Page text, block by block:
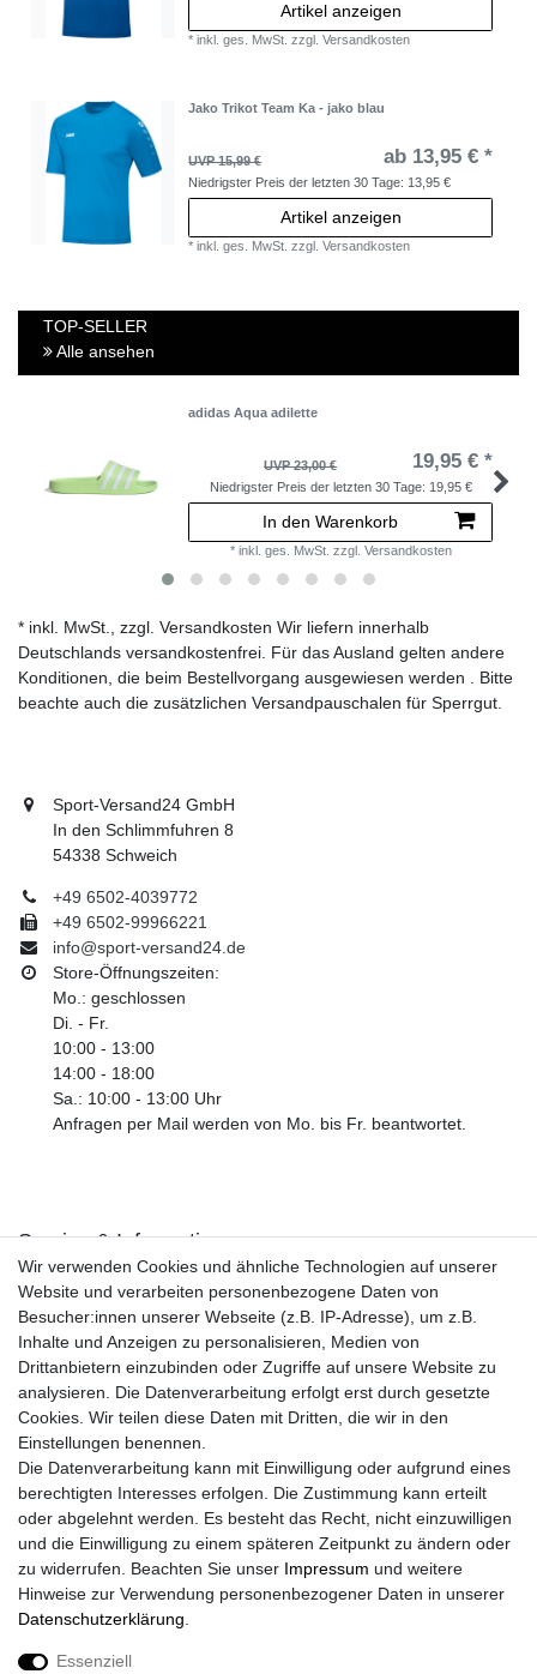
Artikel anzeigen
*inkl. ges. MwSt. zzgl.Versandkosten
Jako Trikot Team Ka - jako blau
UVP 15,99 € ab 13,95 € *
Niedrigster Preis der letzten 30 Tage: 13,95 €
Artikel anzeigen
*inkl. ges. MwSt. zzgl.Versandkosten
TOP-SELLER
Alle ansehen
adidas Aqua adilette
UVP 23,00 € 19,95 € *
Niedrigster Preis der letzten 30 Tage: 19,95 €
In den Warenkorb
* inkl. ges. MwSt. zzgl. Versandkosten
* inkl. MwSt., zzgl. Versandkosten Wir liefern innerhalb
Deutschlands versandkostenfrei. Für das Ausland gelten andere
Konditionen, die beim Bestellvorgang ausgewiesen werden . Bitte
beachte auch die zusätzlichen Versandpauschalen für Sperrgut.
Sport-Versand24 GmbH
In den Schlimmfuhren 8
54338 Schweich
+49 6502-4039772
+49 6502-99966221
info@sport-versand24.de
Store-Öffnungszeiten:
Mo.: geschlossen
Di. - Fr.
10:00 - 13:00
14:00 - 18:00
Sa.: 10:00 - 13:00 Uhr
Anfragen per Mail werden von Mo. bis Fr. beantwortet.
Service & Informationen
Kontakt
Retouren
Widerrufsrecht
Widerrufs­formular
Impressum
Daten­schutz­erklärung
AGB
Größentabelle
Kataloge
Barrierefreiheitserklärung
Sicherheitsinformationen
Zahlung und Versand
Wir verwenden Cookies und ähnliche Technologien auf unserer
Website und verarbeiten personenbezogene Daten von
Besucher:innen unserer Webseite (z.B. IP-Adresse), um z.B.
Inhalte und Anzeigen zu personalisieren, Medien von
Drittanbietern einzubinden oder Zugriffe auf unsere Website zu
analysieren. Die Datenverarbeitung erfolgt erst durch gesetzte
Cookies. Wir teilen diese Daten mit Dritten, die wir in den
Einstellungen benennen.
Die Datenverarbeitung kann mit Einwilligung oder aufgrund eines
berechtigten Interesses erfolgen. Die Zustimmung kann erteilt
oder abgelehnt werden. Es besteht das Recht, nicht einzuwilligen
und die Einwilligung zu einem späteren Zeitpunkt zu ändern oder
zu widerrufen. Beachten Sie unser Impressum und weitere
Hinweise zur Verwendung personenbezogener Daten in unserer
Daten­schutz­erklärung
Essenziell